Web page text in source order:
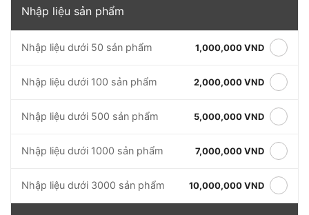
Nhập liệu sản phẩm
Nhập liệu dưới 50 sản phẩm 1,000,000 VND
Nhập liệu dưới 100 sản phẩm 2,000,000 VND
Nhập liệu dưới 500 sản phẩm 5,000,000 VND
Nhập liệu dưới 1000 sản phẩm 7,000,000 VND
Nhập liệu dưới 3000 sản phẩm 10,000,000 VND